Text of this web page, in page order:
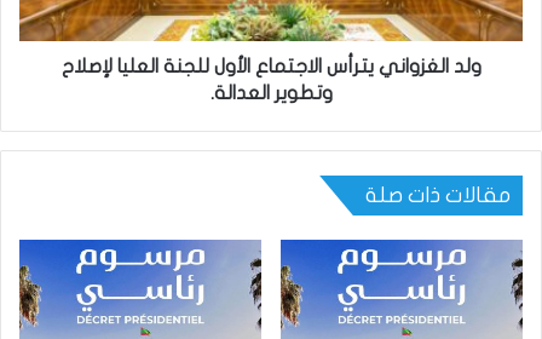
ولد الغزواني يترأس الاجتماع الأول للجنة العليا لإصلاح
وتطوير العدالة.
مقالات ذات صلة